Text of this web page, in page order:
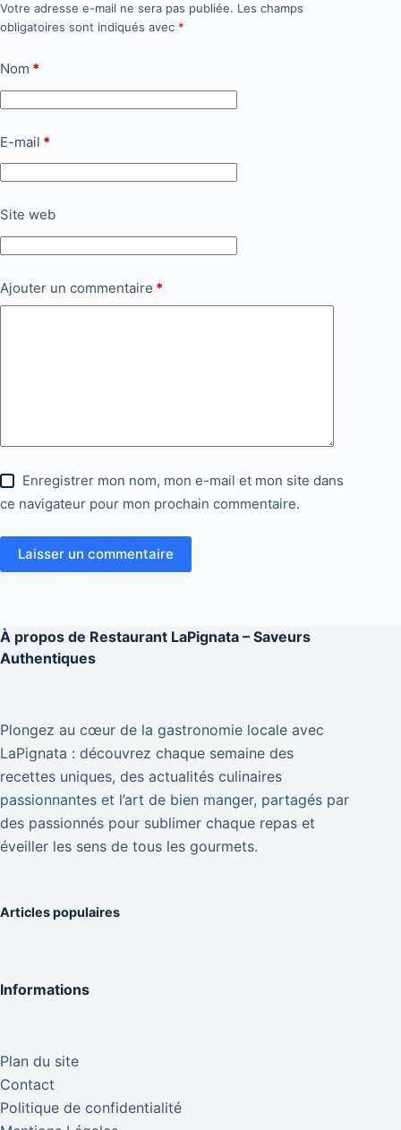
Votre adresse e-mail ne sera pas publiée. Les champs
obligatoires sont indiqués avec *
Nom *
E-mail *
Site web
Ajouter un commentaire *
Enregistrer mon nom, mon e-mail et mon site dans
ce navigateur pour mon prochain commentaire.
Laisser un commentaire
À propos de Restaurant LaPignata – Saveurs
Authentiques
Plongez au cœur de la gastronomie locale avec
LaPignata : découvrez chaque semaine des
recettes uniques, des actualités culinaires
passionnantes et l’art de bien manger, partagés par
des passionnés pour sublimer chaque repas et
éveiller les sens de tous les gourmets.
Articles populaires
Informations
Plan du site
Contact
Politique de confidentialité